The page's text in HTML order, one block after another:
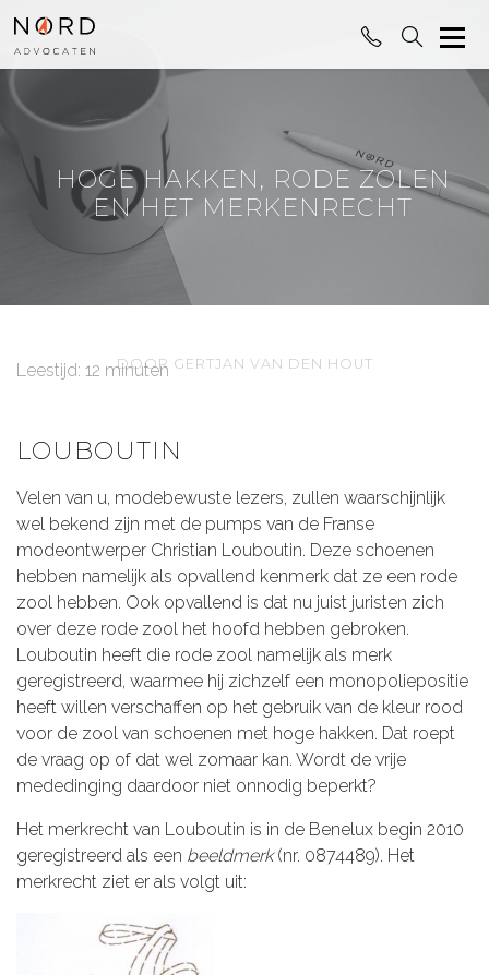
HOGE HAKKEN, RODE ZOLEN
EN HET MERKENRECHT
DOOR GERTJAN VAN DEN HOUT
Leestijd: 12 minuten
LOUBOUTIN
Velen van u, modebewuste lezers, zullen waarschijnlijk
wel bekend zijn met de pumps van de Franse
modeontwerper Christian Louboutin. Deze schoenen
hebben namelijk als opvallend kenmerk dat ze een rode
zool hebben. Ook opvallend is dat nu juist juristen zich
over deze rode zool het hoofd hebben gebroken.
Louboutin heeft die rode zool namelijk als merk
geregistreerd, waarmee hij zichzelf een monopoliepositie
heeft willen verschaffen op het gebruik van de kleur rood
voor de zool van schoenen met hoge hakken. Dat roept
de vraag op of dat wel zomaar kan. Wordt de vrije
mededinging daardoor niet onnodig beperkt?
Het merkrecht van Louboutin is in de Benelux begin 2010
geregistreerd als een beeldmerk(nr. 0874489). Het
merkrecht ziet er als volgt uit: